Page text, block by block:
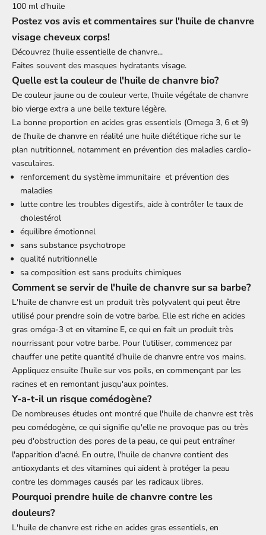
100 ml d'huile
Postez vos avis et commentaires sur l'huile de chanvre
visage cheveux corps!
Découvrez l'huile essentielle de chanvre...
Faites souvent des masques hydratants visage.
Quelle est la couleur de l'huile de chanvre bio?
De couleur jaune ou de couleur verte, l'huile végétale de chanvre
bio vierge extra a une belle texture légère.
La bonne proportion en acides gras essentiels (Omega 3, 6 et 9)
de l'huile de chanvre en réalité une huile diététique riche sur le
plan nutritionnel, notamment en prévention des maladies cardio-
vasculaires.
renforcement du système immunitaire et prévention des
maladies
lutte contre les troubles digestifs, aide à contrôler le taux de
cholestérol
équilibre émotionnel
sans substance psychotrope
qualité nutritionnelle
sa composition est sans produits chimiques
Comment se servir de l'huile de chanvre sur sa barbe?
L'huile de chanvre est un produit très polyvalent qui peut être
utilisé pour prendre soin de votre barbe. Elle est riche en acides
gras oméga-3 et en vitamine E, ce qui en fait un produit très
nourrissant pour votre barbe. Pour l'utiliser, commencez par
chauffer une petite quantité d'huile de chanvre entre vos mains.
Appliquez ensuite l'huile sur vos poils, en commençant par les
racines et en remontant jusqu'aux pointes.
Y-a-t-il un risque comédogène?
De nombreuses études ont montré que l'huile de chanvre est très
peu comédogène, ce qui signifie qu'elle ne provoque pas ou très
peu d'obstruction des pores de la peau, ce qui peut entraîner
l'apparition d'acné. En outre, l'huile de chanvre contient des
antioxydants et des vitamines qui aident à protéger la peau
contre les dommages causés par les radicaux libres.
Pourquoi prendre huile de chanvre contre les
douleurs?
L'huile de chanvre est riche en acides gras essentiels, en